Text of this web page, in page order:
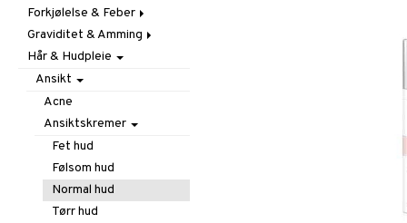
Blodtrykkmåler
Graviditet & Eggløsning
Bleier
Blodstoppere
Feber, Forkjølelse & Verk
Hår
Hud
Mage & Tarm
Munn & Tenner
Omega
Øyne & Ører
Plaster
Forkjølelse & Feber
Feber
Febertermometre
Halsvondt & Heshet
Hoste
Nesespray
Rennende nese& Tett
nese
Tørr nese
Graviditet & Amming
Brystbeskyttelse &
Innlegg
Brystpumpe
Hudpleie
Tester
Hår & Hudpleie
Ansikt
Acne
Ansiktskremer
Fet hud
Følsom hud
Normal hud
Tørr hud